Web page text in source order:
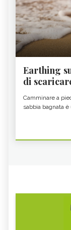
Earthing
di
Camminare a
sabbia bagnata